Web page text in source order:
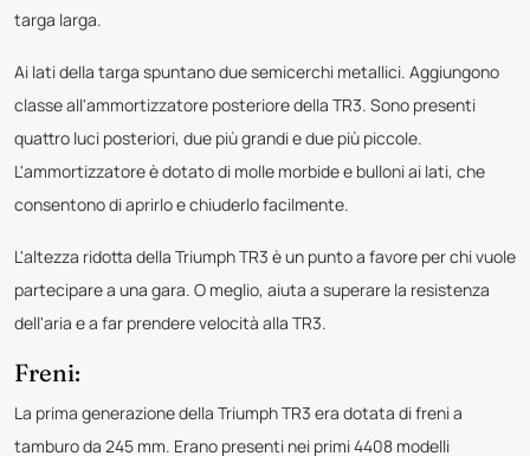
targa larga.
Ai lati della targa spuntano due semicerchi metallici. Aggiungono
classe all'ammortizzatore posteriore della TR3. Sono presenti
quattro luci posteriori, due più grandi e due più piccole.
L'ammortizzatore è dotato di molle morbide e bulloni ai lati, che
consentono di aprirlo e chiuderlo facilmente.
L'altezza ridotta della Triumph TR3 è un punto a favore per chi vuole
partecipare a una gara. O meglio, aiuta a superare la resistenza
dell'aria e a far prendere velocità alla TR3.
Freni:
La prima generazione della Triumph TR3 era dotata di freni a
tamburo da 245 mm. Erano presenti nei primi 4408 modelli